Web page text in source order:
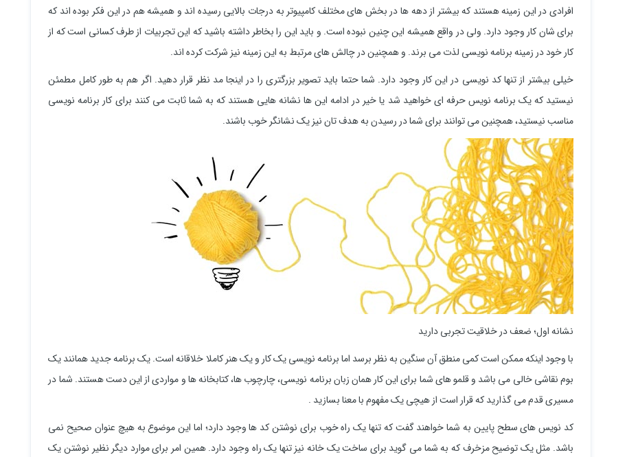
افرادی در این زمینه هستند که بیشتر از دهه ها در بخش های مختلف کامپیوتر به درجات بالایی رسیده اند و همیشه هم در این فکر بوده اند که
برای شان کار وجود دارد. ولی در واقع همیشه این چنین نبوده است. و باید این را بخاطر داشته باشید که این تجربیات از طرف کسانی است که از
کار خود در زمینه برنامه نویسی لذت می برند. و همچنین در چالش های مرتبط به این زمینه نیز شرکت کرده اند.
خیلی بیشتر از تنها کد نویسی در این کار وجود دارد. شما حتما باید تصویر بزرگتری را در اینجا مد نظر قرار دهید. اگر هم به طور کامل مطمئن
نیستید که یک برنامه نویس حرفه ای خواهید شد یا خیر در ادامه این ها نشانه هایی هستند که به شما ثابت می کنند برای کار برنامه نویسی
مناسب نیستید، همچنین می توانند برای شما در رسیدن به هدف تان نیز یک نشانگر خوب باشند.
نشانه اول؛ ضعف در خلاقیت تجربی دارید
با وجود اینکه ممکن است کمی منطق آن سنگین به نظر برسد اما برنامه نویسی یک کار و یک هنر کاملا خلاقانه است. یک برنامه جدید همانند یک
بوم نقاشی خالی می باشد و قلمو های شما برای این کار همان زبان برنامه نویسی، چارچوب ها، کتابخانه ها و مواردی از این دست هستند. شما در
مسیری قدم می گذارید که قرار است از هیچی یک مفهوم با معنا بسازید .
کد نویس های سطح پایین به شما خواهند گفت که تنها یک راه خوب برای نوشتن کد ها وجود دارد؛ اما این موضوع به هیچ عنوان صحیح نمی
باشد. مثل یک توضیح مزخرف که به شما می گوید برای ساخت یک خانه نیز تنها یک راه وجود دارد. همین امر برای موارد دیگر نظیر نوشتن یک